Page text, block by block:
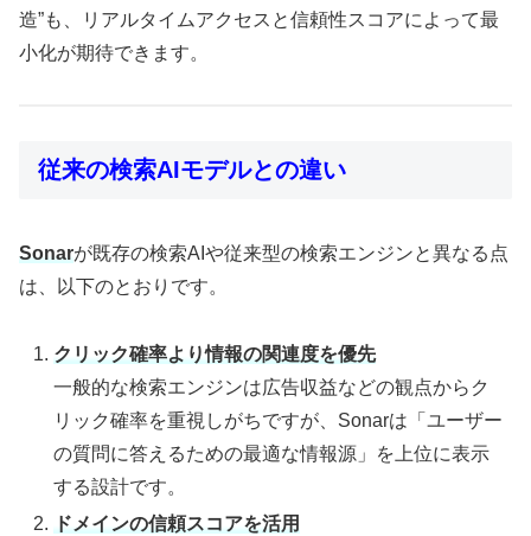
造”も、リアルタイムアクセスと信頼性スコアによって最
小化が期待できます。
従来の検索AIモデルとの違い
Sonarが既存の検索AIや従来型の検索エンジンと異なる点
は、以下のとおりです。
クリック確率より情報の関連度を優先
一般的な検索エンジンは広告収益などの観点からク
リック確率を重視しがちですが、Sonarは「ユーザー
の質問に答えるための最適な情報源」を上位に表示
する設計です。
ドメインの信頼スコアを活用